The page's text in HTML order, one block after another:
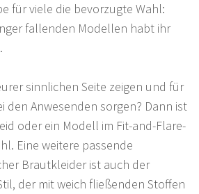
für viele die bevorzugte Wahl:
fallenden Modellen habt ihr
sinnlichen Seite zeigen und für
den Anwesenden sorgen? Dann ist
oder ein Modell im Fit-and-Flare-
Eine weitere passende
Brautkleider ist auch der
der mit weich fließenden Stoffen